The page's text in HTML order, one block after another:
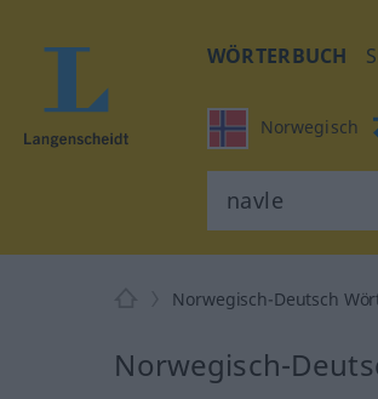
WÖRTERBUCH
Norwegisch
Norwegisch-Deutsch
Norwegisch-